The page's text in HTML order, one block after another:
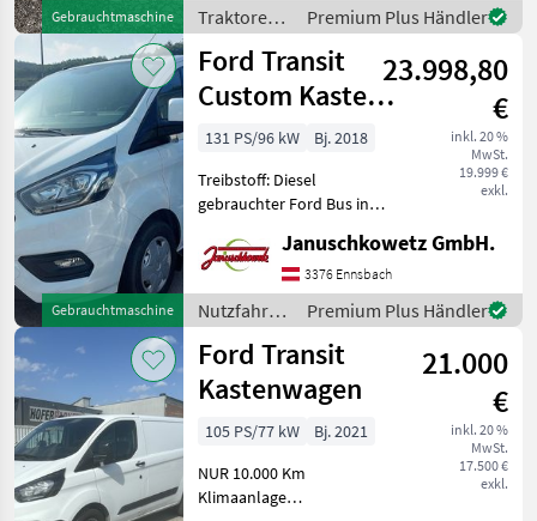
Gebrauchtmaschine
Traktoren Standard
Traktoren
Traktoren /
Ford
Premium Plus Händler
Gebrauchtmaschine
Ford Transit
Custom Kasten
2,0 TDCi L1H1
300 Trend
23.998,80
€
inkl. 20 %
MwSt.
19.999 €
exkl.
131 PS/96 kW
Bj. 2018
Treibstoff: Diesel
gebrauchter Ford Bus in
Handschuhfach,
abschließbar, Schiebetüre
auf der Beifahrerseite,
Heavy Duty Batterie,
Schmutzfänge
Januschkowetz GmbH.
3376 Ennsbach
Nutzfahrzeuge
/ Ford
Premium Plus Händler
Ford Transit
Kastenwagen
21.000
€
inkl. 20 %
MwSt.
17.500 €
exkl.
105 PS/77 kW
Bj. 2021
NUR 10.000 Km
Klimaanlage